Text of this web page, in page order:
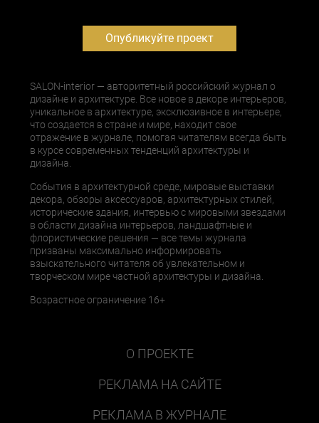
Опубликуйте проект
SALON-interior — авторитетный российский журнал о
дизайне и архитектуре. Все новое в декоре интерьеров,
уникальное в архитектуре, эксклюзивное в интерьере,
что создается в стране и мире, находит свое
отражение в журнале, помогая читателям всегда быть
в курсе современных тенденций архитектуры и
дизайна.
События в архитектурной среде, мировые выставки
декора, обзоры аксессуаров, архитектурных стилей,
исторические здания, интервью с мировыми звездами
в области дизайна интерьеров, ландшафтные и
флористические решения — все темы журнала
призваны максимально информировать
взыскательного читателя об увлекательном и
творческом мире частной архитектуры и дизайна.
Возрастное ограничение 16+
О ПРОЕКТЕ
РЕКЛАМА НА САЙТЕ
РЕКЛАМА В ЖУРНАЛЕ